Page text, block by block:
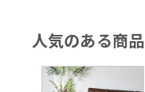
人気のある商品